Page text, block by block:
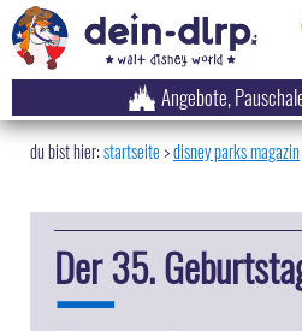
Angebote,
startseite disney parks magazin
Der 35.